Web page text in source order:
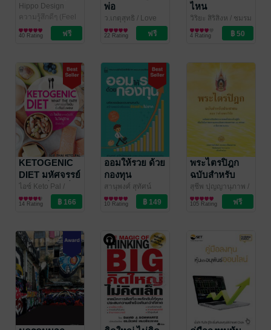
Hippo Design
ความรู้สึกดีๆ (Feel
Good)
40 Rating
พ่อ
ว.เกตุสุทธิ / Love
Top Book
เทิดพระเกียรติ
22 Rating
ไหน
วิริยะ สิริสิงห / ชมรม
เด็ก
วิทยาศาสตร์และ
เทคโนโลยี
4 Rating
KETOGENIC
DIET มหัศจรรย์
ไขมัน ยิ่งกินยิ่ง
ผอม
ไอซ์ Keto Pal /
Nation Books
สุขภาพ
14 Rating
ออมให้รวย ด้วย
กองทุน
สานุพงศ์ สุทัศน์
ธรรมกุล
/ Nation
Books
การเงินการลงทุน
10 Rating
พระไตรปิฎก
ฉบับสำหรับ
ประชาชน
สุชีพ ปุญญานุภาพ /
Meb's Pick
ธรรมะ/ปรัชญา
105 Rating